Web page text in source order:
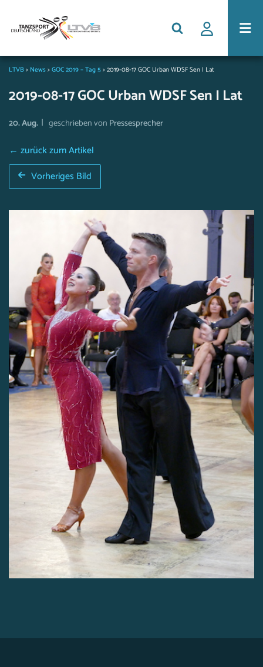
LTVB> News>GOC 2019 – Tag 5>2019-08-17 GOC Urban WDSF Sen I Lat
2019-08-17 GOC Urban WDSF Sen I Lat
20. Aug. | geschrieben von Pressesprecher
← zurück zum Artikel
Vorheriges Bild